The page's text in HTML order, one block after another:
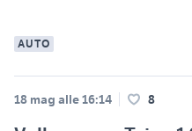
AUTO
18 mag alle 16:14 8